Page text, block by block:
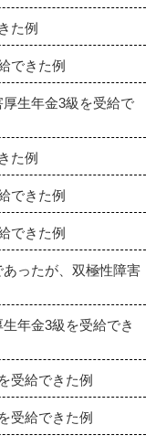
た例
できた例
生年金3級を受給で
た例
できた例
できた例
ったが、双極性障害
年金3級を受給でき
受給できた例
受給できた例